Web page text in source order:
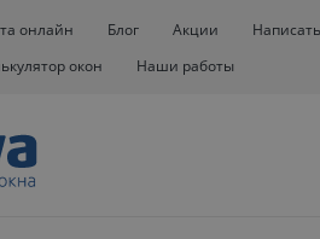
онлайн Блог Акции
окон Наши работы